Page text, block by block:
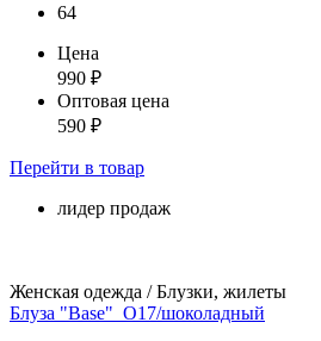
64
Цена
990 ₽
Оптовая цена
590 ₽
Перейти в товар
лидер продаж
Женская одежда / Блузки, жилеты
Блуза "Base"_О17/шоколадный